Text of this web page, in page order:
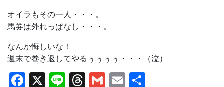
オイラもその一人・・・。
馬券は外れっぱなし・・・。
なんか悔しいな！
週末で巻き返してやるぅぅぅぅ・・・（泣）
Facebook
X LineThreads
Gmail
Email